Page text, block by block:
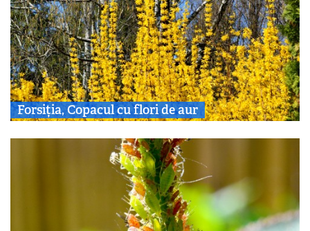
Forsiția, Copacul cu flori de aur